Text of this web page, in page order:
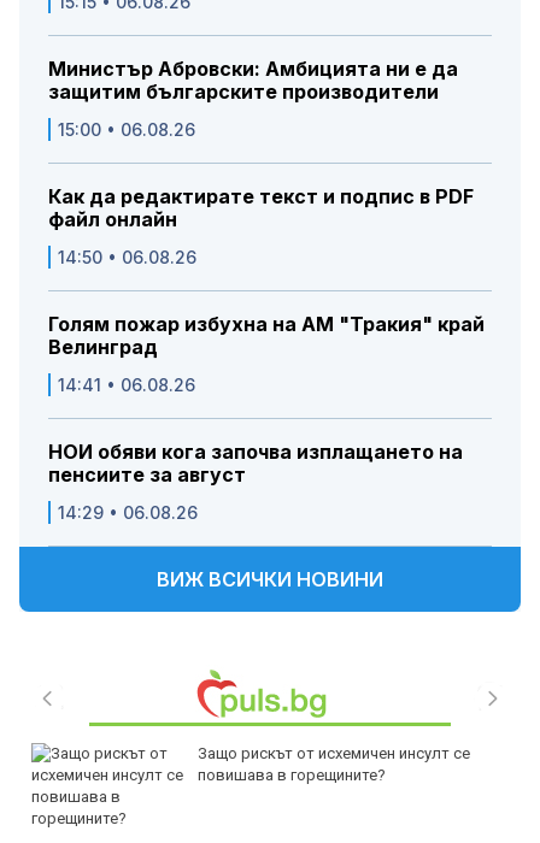
Министър Абровски: Амбицията ни е да
защитим българските производители
15:00 • 06.08.26
Как да редактирате текст и подпис в PDF
файл онлайн
14:50 • 06.08.26
Голям пожар избухна на АМ "Тракия" край
Велинград
14:41 • 06.08.26
НОИ обяви кога започва изплащането на
пенсиите за август
14:29 • 06.08.26
ВИЖ ВСИЧКИ НОВИНИ
Защо рискът от исхемичен инсулт се
повишава в горещините?